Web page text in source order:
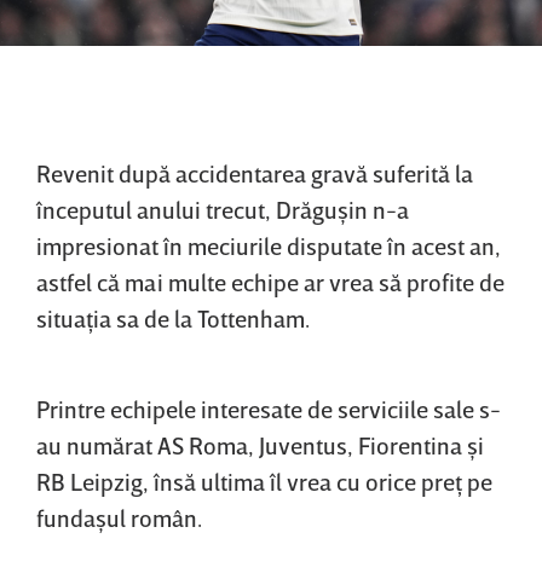
Revenit după accidentarea gravă suferită la
începutul anului trecut, Drăguşin n-a
impresionat în meciurile disputate în acest an,
astfel că mai multe echipe ar vrea să profite de
situaţia sa de la Tottenham.
Printre echipele interesate de serviciile sale s-
au numărat AS Roma, Juventus, Fiorentina şi
RB Leipzig, însă ultima îl vrea cu orice preţ pe
fundaşul român.